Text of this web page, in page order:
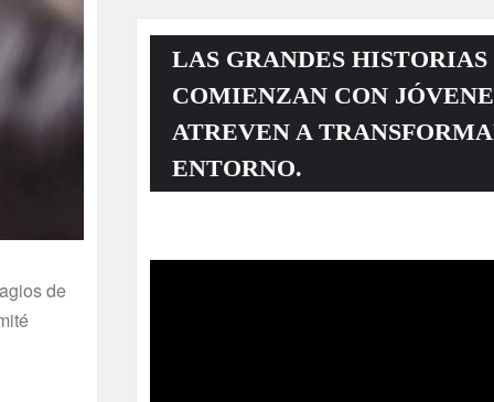
de
LAS GRANDES HISTORIAS
COMIENZAN CON
ATREVEN A
ENTORNO.